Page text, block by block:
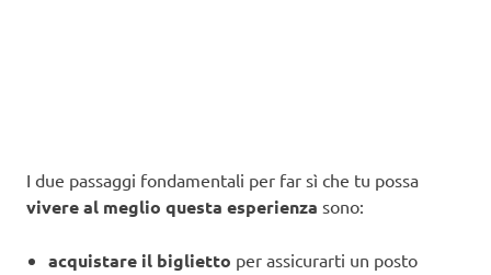
I due passaggi fondamentali per far sì che tu possa
vivere al meglio questa esperienza sono:
acquistare il biglietto per assicurarti un posto